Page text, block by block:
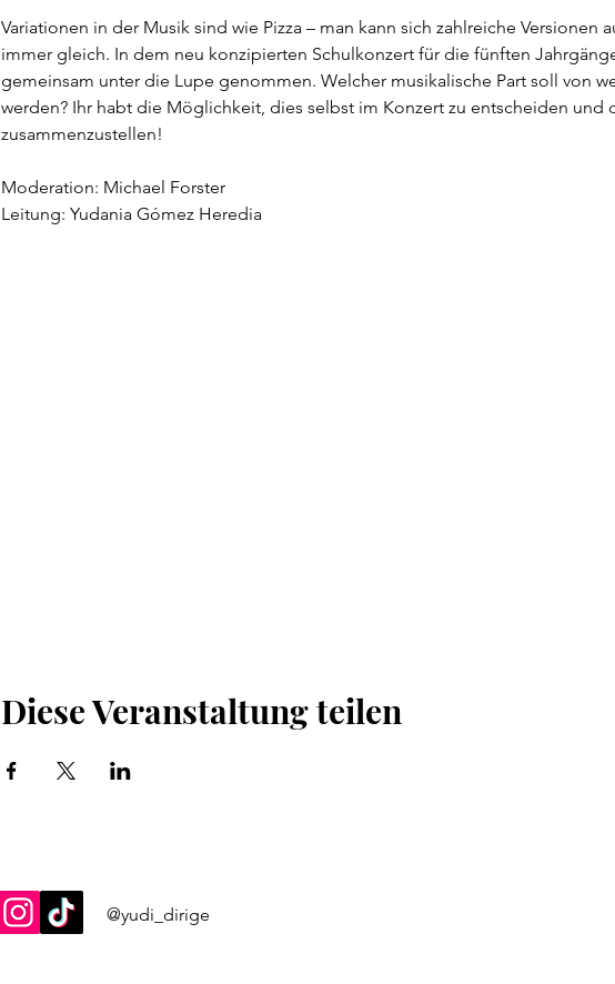
Variationen in der Musik sind wie Pizza – man kann sich zahlreiche
immer gleich. In dem neu konzipierten Schulkonzert für die fünften
gemeinsam unter die Lupe genommen. Welcher musikalische Part soll von
werden? Ihr habt die Möglichkeit, dies selbst im Konzert zu entscheiden und
zusammenzustellen!
Moderation: Michael Forster
Leitung: Yudania Gómez Heredia
Diese Veranstaltung teilen
@yudi_dirige